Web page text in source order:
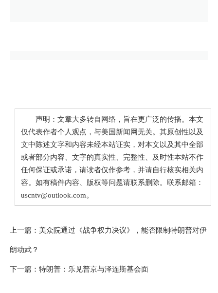
声明：文章大多转自网络，旨在更广泛的传播。本文
仅代表作者个人观点，与美国新闻网无关。其原创性以及
文中陈述文字和内容未经本站证实，对本文以及其中全部
或者部分内容、文字的真实性、完整性、及时性本站不作
任何保证或承诺，请读者仅作参考，并请自行核实相关内
容。如有稿件内容、版权等问题请联系删除。联系邮箱：
uscntv@outlook.com。
上一篇： 美众院通过《战争权力决议》，能否限制特朗普对伊
朗动武？
下一篇： 特朗普：乐见普京与泽连斯基会面